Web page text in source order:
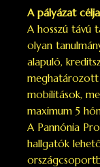
A pályázat
A hosszú távú
olyan
alapuló,
meghatározott
mobilitások,
maximum 5
A Pannónia
hallgatók